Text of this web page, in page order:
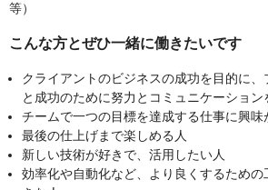
等）
こんな方とぜひ一緒に働きたいです
クライアントのビジネスの成功を目的に
と成功のために努力とコミュニケーショ
チームで一つの目標を達成する仕事に興味
最後の仕上げまで楽しめる人
新しい技術が好きで、活用したい人
効率化や自動化など、より良くするため